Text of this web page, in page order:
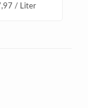
/ Liter